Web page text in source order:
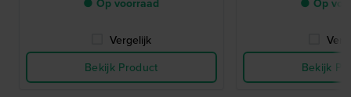
● Op voorraad
Vergelijk
Bekijk Product
● Op
Bekijk